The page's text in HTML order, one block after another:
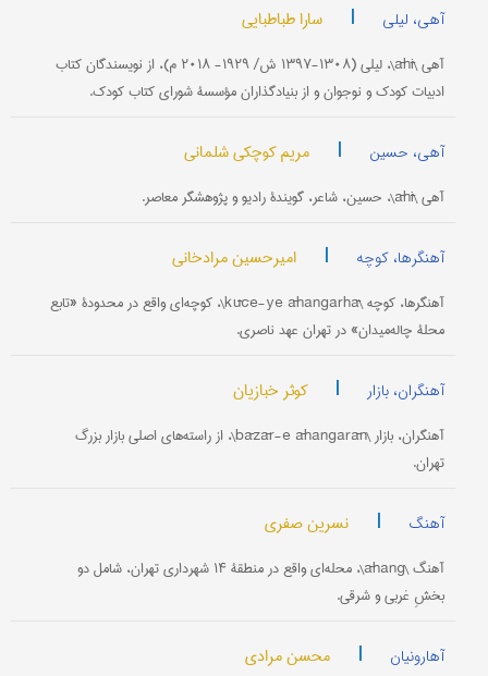
آهی، لیلی | سارا طباطبایی
آهی \āhī\، لیلی (۱۳۰۸-۱۳۹۷ ش/ ۱۹۲۹- ۲۰۱۸ م)، از نویسندگان کتاب
ادبیات کودک و نوجوان و از بنیادگذاران مؤسسۀ شورای کتاب کودک.
آهی، حسین | مریم کوچکی شلمانی
آهی \āhī\، حسین، شاعر، گویندۀ رادیو و پژوهشگر معاصر.
آهنگرها، کوچه | امیرحسین مرادخانی
آهنگرها، کوچه \kūče-ye āhangarhā\، کوچه‌ای واقع در محدودۀ «تابع
محلۀ چاله‌میدان» در تهران عهد ناصری.
آهنگران، بازار | کوثر خبازیان
آهنگران، بازار \bāzār-e āhangarān\، از راسته‌های اصلی بازار بزرگ
تهران.
آهنگ | نسرین صفری
آهنگ \āhang\، محله‌ای واقع در منطقۀ ۱۴ شهرداری تهران، شامل دو
بخشِ غربی و شرقی.
آهارونیان | محسن مرادی